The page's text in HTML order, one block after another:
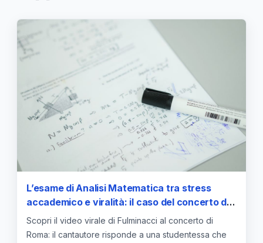
L’esame di Analisi Matematica tra stress
accademico e viralità: il caso del concerto di
Fulminacci
Scopri il video virale di Fulminacci al concerto di
Roma: il cantautore risponde a una studentessa che